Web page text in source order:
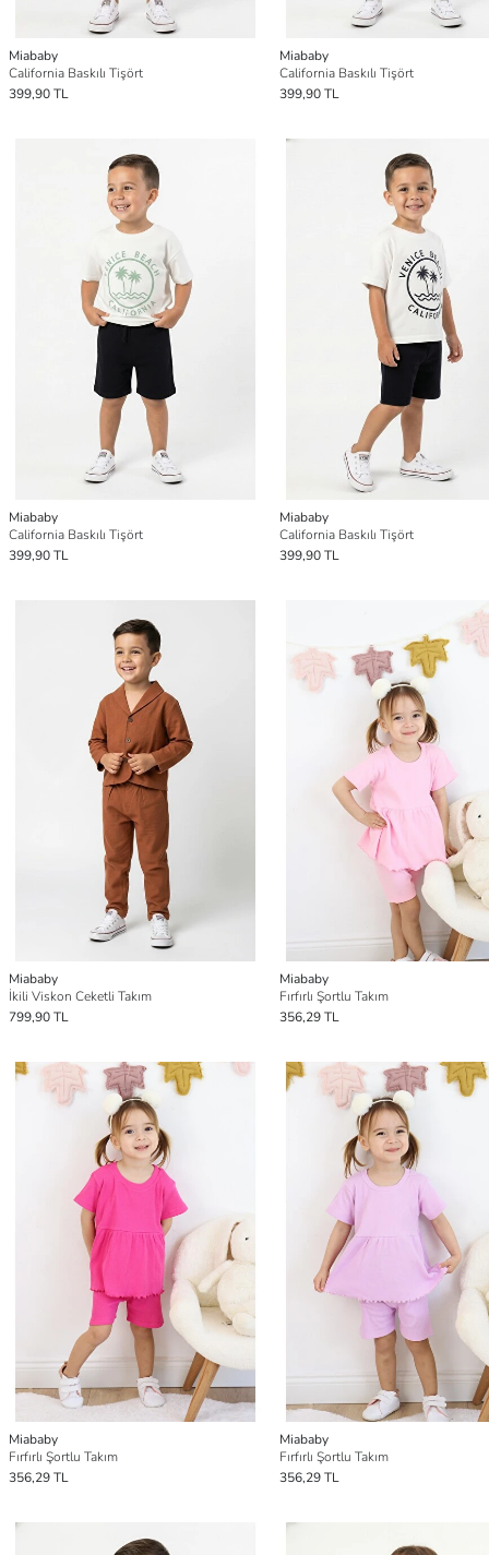
Miababy
California Baskılı Tişört
399,90 TL
Miababy
California Baskılı Tişört
399,90 TL
Miababy
California Baskılı Tişört
399,90 TL
Miababy
California Baskılı Tişört
399,90 TL
Miababy
İkili Viskon Ceketli Takım
799,90 TL
Miababy
Fırfırlı Şortlu Takım
356,29 TL
Miababy
Fırfırlı Şortlu Takım
356,29 TL
Miababy
Fırfırlı Şortlu Takım
356,29 TL